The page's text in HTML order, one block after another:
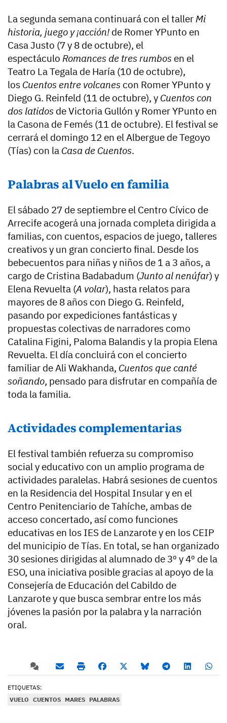
La segunda semana continuará con el taller Mi
historia, juego y ¡acción! de Romer YPunto en
Casa Justo (7 y 8 de octubre), el
espectáculo Romances de tres rumbos en el
Teatro La Tegala de Haría (10 de octubre),
los Cuentos entre volcanes con Romer YPunto y
Diego G. Reinfeld (11 de octubre), y Cuentos con
dos latidos de Victoria Gullón y Romer YPunto en
la Casona de Femés (11 de octubre). El festival se
cerrará el domingo 12 en el Albergue de Tegoyo
(Tías) con la Casa de Cuentos.
Palabras al Vuelo en familia
El sábado 27 de septiembre el Centro Cívico de
Arrecife acogerá una jornada completa dirigida a
familias, con cuentos, espacios de juego, talleres
creativos y un gran concierto final. Desde los
bebecuentos para niñas y niños de 1 a 3 años, a
cargo de Cristina Badabadum (Junto al nenúfar) y
Elena Revuelta (A volar), hasta relatos para
mayores de 8 años con Diego G. Reinfeld,
pasando por expediciones fantásticas y
propuestas colectivas de narradores como
Catalina Figini, Paloma Balandis y la propia Elena
Revuelta. El día concluirá con el concierto
familiar de Ali Wakhanda, Cuentos que canté
soñando, pensado para disfrutar en compañía de
toda la familia.
Actividades complementarias
El festival también refuerza su compromiso
social y educativo con un amplio programa de
actividades paralelas. Habrá sesiones de cuentos
en la Residencia del Hospital Insular y en el
Centro Penitenciario de Tahíche, ambas de
acceso concertado, así como funciones
educativas en los IES de Lanzarote y en los CEIP
del municipio de Tías. En total, se han organizado
30 sesiones dirigidas al alumnado de 3º y 4º de la
ESO, una iniciativa posible gracias al apoyo de la
Consejería de Educación del Cabildo de
Lanzarote y que busca sembrar entre los más
jóvenes la pasión por la palabra y la narración
oral.
ETIQUETAS:
VUELO CUENTOS MARES PALABRAS